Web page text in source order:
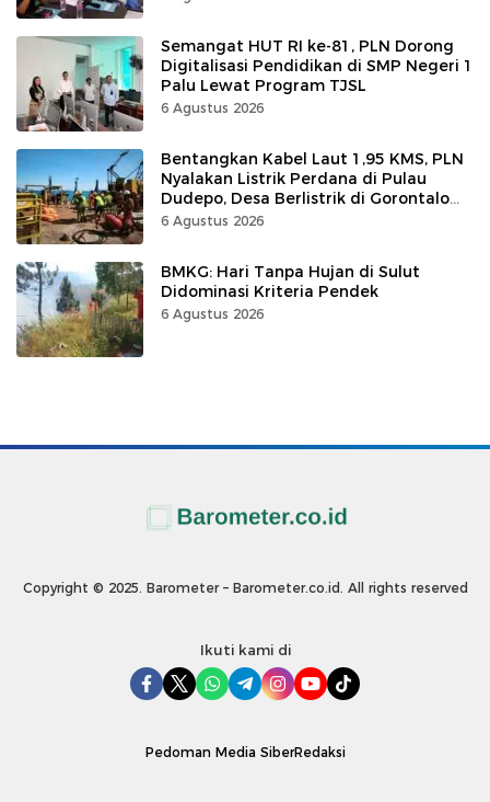
Semangat HUT RI ke-81, PLN Dorong
Digitalisasi Pendidikan di SMP Negeri 1
Palu Lewat Program TJSL
6 Agustus 2026
Bentangkan Kabel Laut 1,95 KMS, PLN
Nyalakan Listrik Perdana di Pulau
Dudepo, Desa Berlistrik di Gorontalo
100 Persen
6 Agustus 2026
BMKG: Hari Tanpa Hujan di Sulut
Didominasi Kriteria Pendek
6 Agustus 2026
Copyright © 2025. Barometer – Barometer.co.id. All rights reserved
Ikuti kami di
Pedoman Media SiberRedaksi